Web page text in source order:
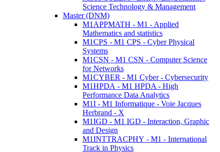
Science Technology & Management
Master (DNM)
M1APPMATH - M1 - Applied
Mathematics and statistics
M1CPS - M1 CPS - Cyber Physical
Systems
M1CSN - M1 CSN - Computer Science
for Networks
M1CYBER - M1 Cyber - Cybersecurity
M1HPDA - M1 HPDA - High
Performance Data Analytics
M1I - M1 Informatique - Voie Jacques
Herbrand - X
M1IGD - M1 IGD - Interaction, Graphic
and Design
M1INTTRACPHY - M1 - International
Track in Physics